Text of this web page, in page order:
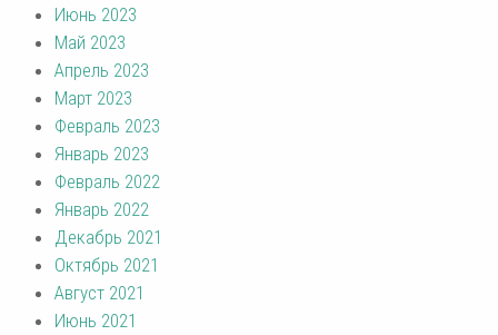
Июнь 2023
Май 2023
Апрель 2023
Март 2023
Февраль 2023
Январь 2023
Февраль 2022
Январь 2022
Декабрь 2021
Октябрь 2021
Август 2021
Июнь 2021